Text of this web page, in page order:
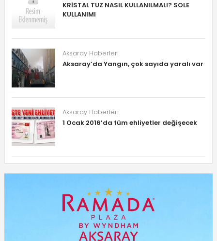
KRİSTAL TUZ NASIL KULLANILMALI? SOLE
KULLANIMI
Aksaray Haberleri
Aksaray’da Yangın, çok sayıda yaralı var
Aksaray Haberleri
1 Ocak 2016’da tüm ehliyetler değişecek